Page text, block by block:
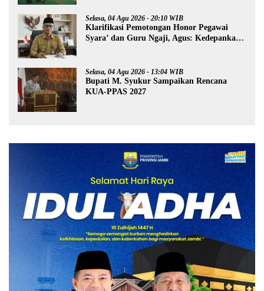
Selasa, 04 Agu 2026 - 20:10 WIB
Klarifikasi Pemotongan Honor Pegawai
Syara’ dan Guru Ngaji, Agus: Kedepankan
Selasa, 04 Agu 2026 - 13:04 WIB
Bupati M. Syukur Sampaikan Rencana
KUA-PPAS 2027